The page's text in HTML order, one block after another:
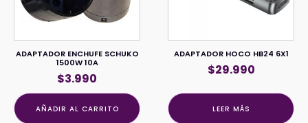
ADAPTADOR ENCHUFE SCHUKO
1500W 10A
$3.990
AÑADIR AL CARRITO
ADAPTADOR HOCO HB24 6X1
$29.990
LEER MÁS